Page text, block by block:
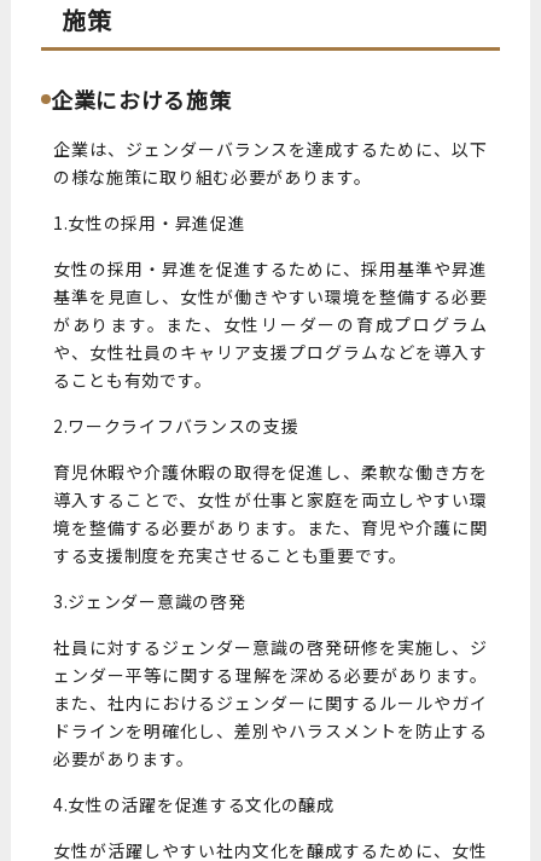
施策
企業における施策
企業は、ジェンダーバランスを達成するために、以下
の様な施策に取り組む必要があります。
1.女性の採用・昇進促進
女性の採用・昇進を促進するために、採用基準や昇進
基準を見直し、女性が働きやすい環境を整備する必要
があります。また、女性リーダーの育成プログラム
や、女性社員のキャリア支援プログラムなどを導入す
ることも有効です。
2.ワークライフバランスの支援
育児休暇や介護休暇の取得を促進し、柔軟な働き方を
導入することで、女性が仕事と家庭を両立しやすい環
境を整備する必要があります。また、育児や介護に関
する支援制度を充実させることも重要です。
3.ジェンダー意識の啓発
社員に対するジェンダー意識の啓発研修を実施し、ジ
ェンダー平等に関する理解を深める必要があります。
また、社内におけるジェンダーに関するルールやガイ
ドラインを明確化し、差別やハラスメントを防止する
必要があります。
4.女性の活躍を促進する文化の醸成
女性が活躍しやすい社内文化を醸成するために、女性